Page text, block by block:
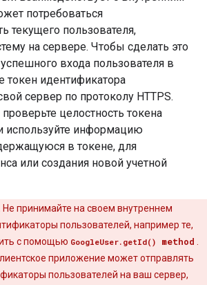
потребоваться
текущего пользователя,
на сервере. Чтобы сделать это
входа пользователя в
токен идентификатора
сервер по протоколу HTTPS.
целостность токена
используйте информацию
в токене, для
или создания новой учетной
Не принимайте на своем внутреннем
пользователей, например те,
с помощью GoogleUser.getId() method
приложение может отправлять
пользователей на ваш сервер,